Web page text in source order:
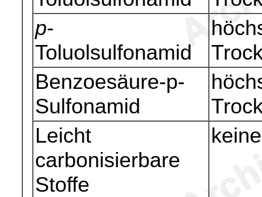
p-
Toluolsulfonamid
Benzoesäure-p-
Sulfonamid
Leicht
carbonisierbare
Stoffe
keine